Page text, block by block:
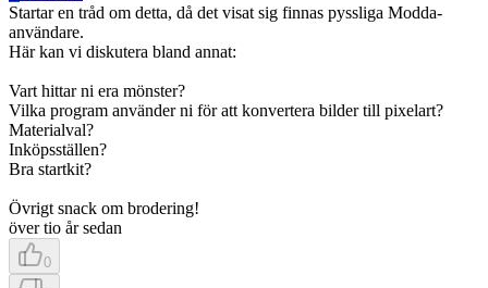
Startar en tråd om detta, då det visat sig finnas pyssliga Modda-
användare.
Här kan vi diskutera bland annat:
Vart hittar ni era mönster?
Vilka program använder ni för att konvertera bilder till pixelart?
Materialval?
Inköpsställen?
Bra startkit?
Övrigt snack om brodering!
över tio år sedan
0